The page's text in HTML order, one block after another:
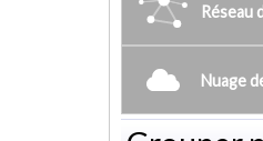
Réseau
Nuage